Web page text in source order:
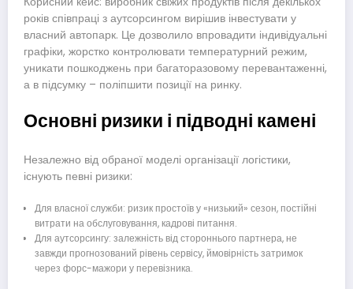
років співпраці з аутсорсингом вирішив інвестувати у
власний автопарк. Це дозволило впровадити індивідуальні
графіки, жорстко контролювати температурний режим,
уникати пошкоджень при багаторазовому перевантаженні,
а в підсумку – поліпшити позиції на ринку.
Основні ризики і підводні камені
Незалежно від обраної моделі організації логістики,
існують певні ризики:
Для власної служби: ризик простоїв у «низький» сезон, постійні
витрати на обслуговування, кадрові питання.
Для аутсорсингу: залежність від стороннього партнера, не
завжди прогнозований рівень сервісу, ймовірність затримок
через форс-мажори у перевізника.